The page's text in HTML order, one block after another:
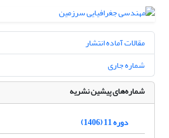
مقالات آماده انتشار
شماره جاری
شماره‌های پیشین نشریه
دوره 11 (1406)